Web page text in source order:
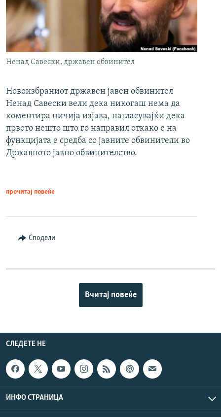
Ненад Савески, државен обвинител
Новоизбраниот државен јавен обвинител
Ненад Савески вели дека никогаш нема да
коментира ничија изјава, нагласувајќи дека
првото нешто што го направил откако е на
функцијата е средба со јавните обвинители во
Државното јавно обвинителство.
прочитај повеќе
Сподели
Вчитај повеќе
СЛЕДЕТЕ НЕ
ИНФО СТРАНИЦА